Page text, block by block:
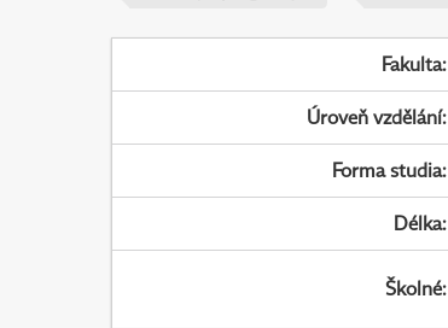
Fakulta:
Úroveň vzdělání:
Forma studia:
Délka:
Školné: